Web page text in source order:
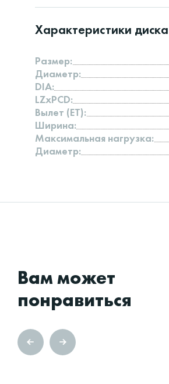
Характеристики диска
Размер:
Диаметр:
DIA:
LZxPCD:
Вылет (ET):
Ширина:
Максимальная нагрузка:
Диаметр:
Вам может
понравиться